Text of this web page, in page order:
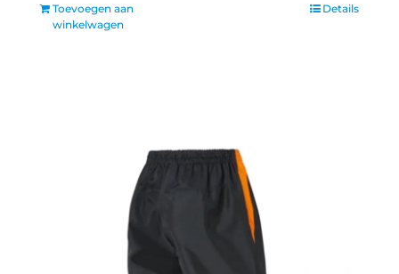
Toevoegen aan
winkelwagen
Details